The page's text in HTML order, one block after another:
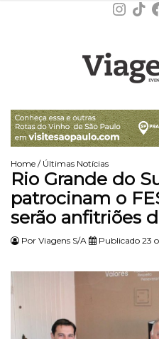
Home / Últimas Notícias
Rio Grande do
patrocinam o
serão anfitriões
Por Viagens S/A Publicado 23